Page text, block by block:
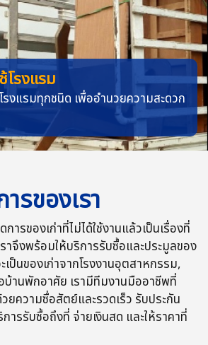
โรงแรม
รงแรมทุกชนิด เพื่ออำนวยความสะดวก
รของเรา
การของเก่าที่ไม่ได้ใช้งานแล้วเป็นเรื่องที่
ราจึงพร้อมให้บริการรับซื้อและประมูลของ
เป็นของเก่าจากโรงงานอุตสาหกรรม,
บ้านพักอาศัย เรามีทีมงานมืออาชีพที่
ยความซื่อสัตย์และรวดเร็ว รับประกัน
ารรับซื้อถึงที่ จ่ายเงินสด และให้ราคาที่